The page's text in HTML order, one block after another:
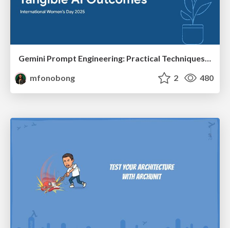
Gemini Prompt Engineering: Practical Techniques for Tangible AI Outcomes
mfonobong
2 480